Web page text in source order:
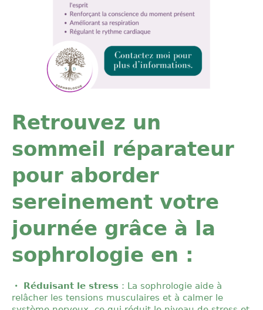
Retrouvez un
sommeil réparateur
pour aborder
sereinement votre
journée grâce à la
sophrologie en :
Réduisant le stress : La sophrologie aide à
relâcher les tensions musculaires et à calmer le